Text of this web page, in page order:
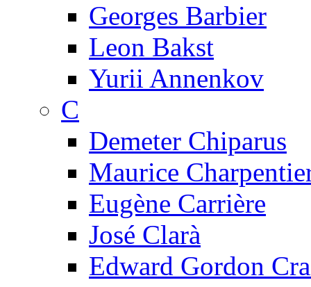
Georges Barbier
Leon Bakst
Yurii Annenkov
C
Demeter Chiparus
Maurice
Eugène Carrière
José Clarà
Edward Gordon